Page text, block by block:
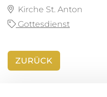
Kirche St. Anton
Gottesdienst
ZURÜCK